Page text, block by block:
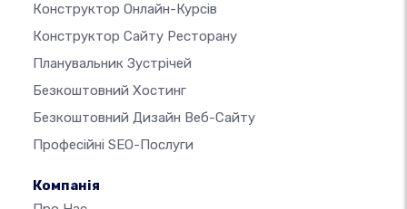
Конструктор Онлайн-Курсів
Конструктор Сайту Ресторану
Планувальник Зустрічей
Безкоштовний Хостинг
Безкоштовний Дизайн Веб-Сайту
Професійні SEO-Послуги
Компанія